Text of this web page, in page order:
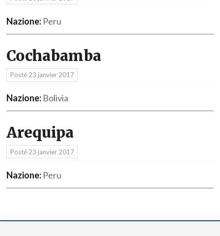
Nazione: Peru
Cochabamba
Posté 23 janvier 2017
Nazione: Bolivia
Arequipa
Posté 23 janvier 2017
Nazione: Peru